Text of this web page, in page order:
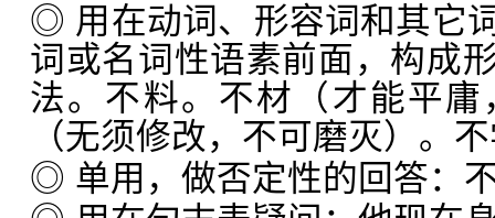
◎ 用在动词、形容词和其它
词或名词性语素前面，构成
法。不料。不材（才能平
（无须修改，不可磨灭）。
◎ 单用，做否定性的回答：